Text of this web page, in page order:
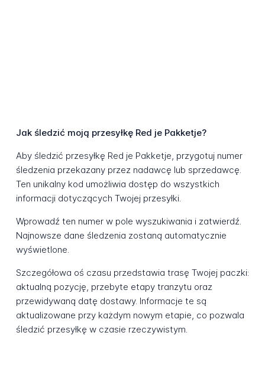
Jak śledzić moją przesyłkę Red je Pakketje?
Aby śledzić przesyłkę Red je Pakketje, przygotuj numer
śledzenia przekazany przez nadawcę lub sprzedawcę.
Ten unikalny kod umożliwia dostęp do wszystkich
informacji dotyczących Twojej przesyłki.
Wprowadź ten numer w pole wyszukiwania i zatwierdź.
Najnowsze dane śledzenia zostaną automatycznie
wyświetlone.
Szczegółowa oś czasu przedstawia trasę Twojej paczki:
aktualną pozycję, przebyte etapy tranzytu oraz
przewidywaną datę dostawy. Informacje te są
aktualizowane przy każdym nowym etapie, co pozwala
śledzić przesyłkę w czasie rzeczywistym.